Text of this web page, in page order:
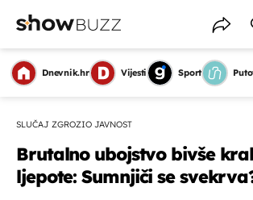
Dnevnik.hr Vijesti Sport
SLUČAJ ZGROZIO JAVNOST
Brutalno ubojstvo bivše
ljepote: Sumnjiči se